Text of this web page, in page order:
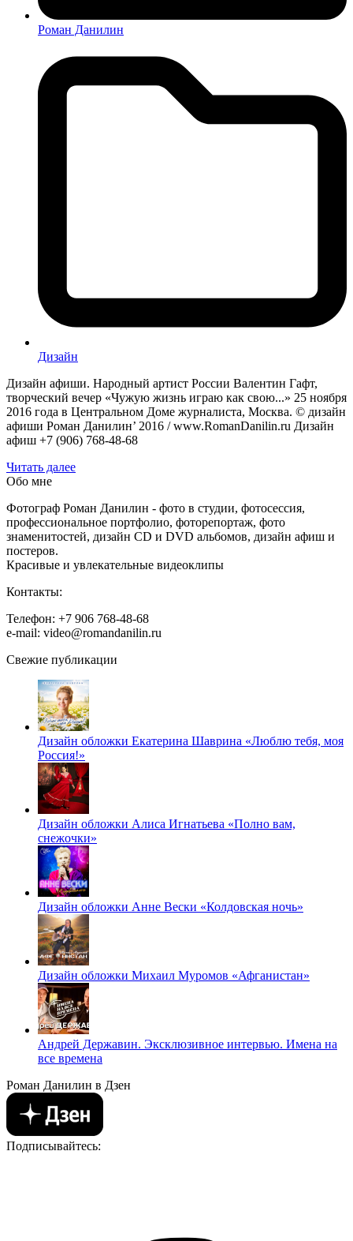
Роман Данилин
Дизайн
Дизайн афиши. Народный артист России Валентин Гафт,
творческий вечер «Чужую жизнь играю как свою...» 25 ноября
2016 года в Центральном Доме журналиста, Москва. © дизайн
афиши Роман Данилин’ 2016 / www.RomanDanilin.ru Дизайн
афиш +7 (906) 768-48-68
Читать далее
Обо мне
Фотограф Роман Данилин - фото в студии, фотосессия,
профессиональное портфолио, фоторепортаж, фото
знаменитостей, дизайн CD и DVD альбомов, дизайн афиш и
постеров.
Красивые и увлекательные видеоклипы
Контакты:
Телефон: +7 906 768-48-68
e-mail: video@romandanilin.ru
Свежие публикации
Дизайн обложки Екатерина Шаврина «Люблю тебя, моя
Россия!»
Дизайн обложки Алиса Игнатьева «Полно вам,
снежочки»
Дизайн обложки Анне Вески «Колдовская ночь»
Дизайн обложки Михаил Муромов «Афганистан»
Андрей Державин. Эксклюзивное интервью. Имена на
все времена
Роман Данилин в Дзен
Подписывайтесь: